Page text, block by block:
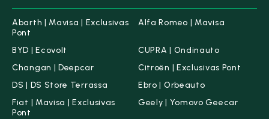
Abarth | Mavisa | Exclusivas
Pont
Alfa Romeo | Mavisa
BYD | Ecovolt
CUPRA | Ondinauto
Changan | Deepcar
Citroën | Exclusivas Pont
DS | DS Store Terrassa
Ebro | Orbeauto
Fiat | Mavisa | Exclusivas
Pont
Geely | Yomovo Geecar